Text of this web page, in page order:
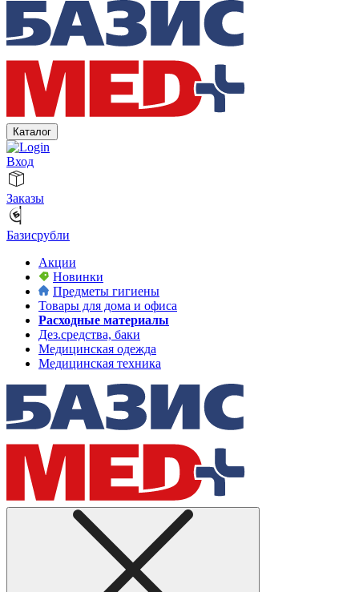
Каталог
Вход
Заказы
Базисрубли
Акции
Новинки
Предметы гигиены
Товары для дома и офиса
Расходные материалы
Дез.средства, баки
Медицинская одежда
Медицинская техника